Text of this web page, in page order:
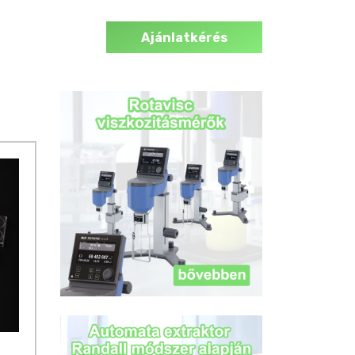
Ajánlatkérés